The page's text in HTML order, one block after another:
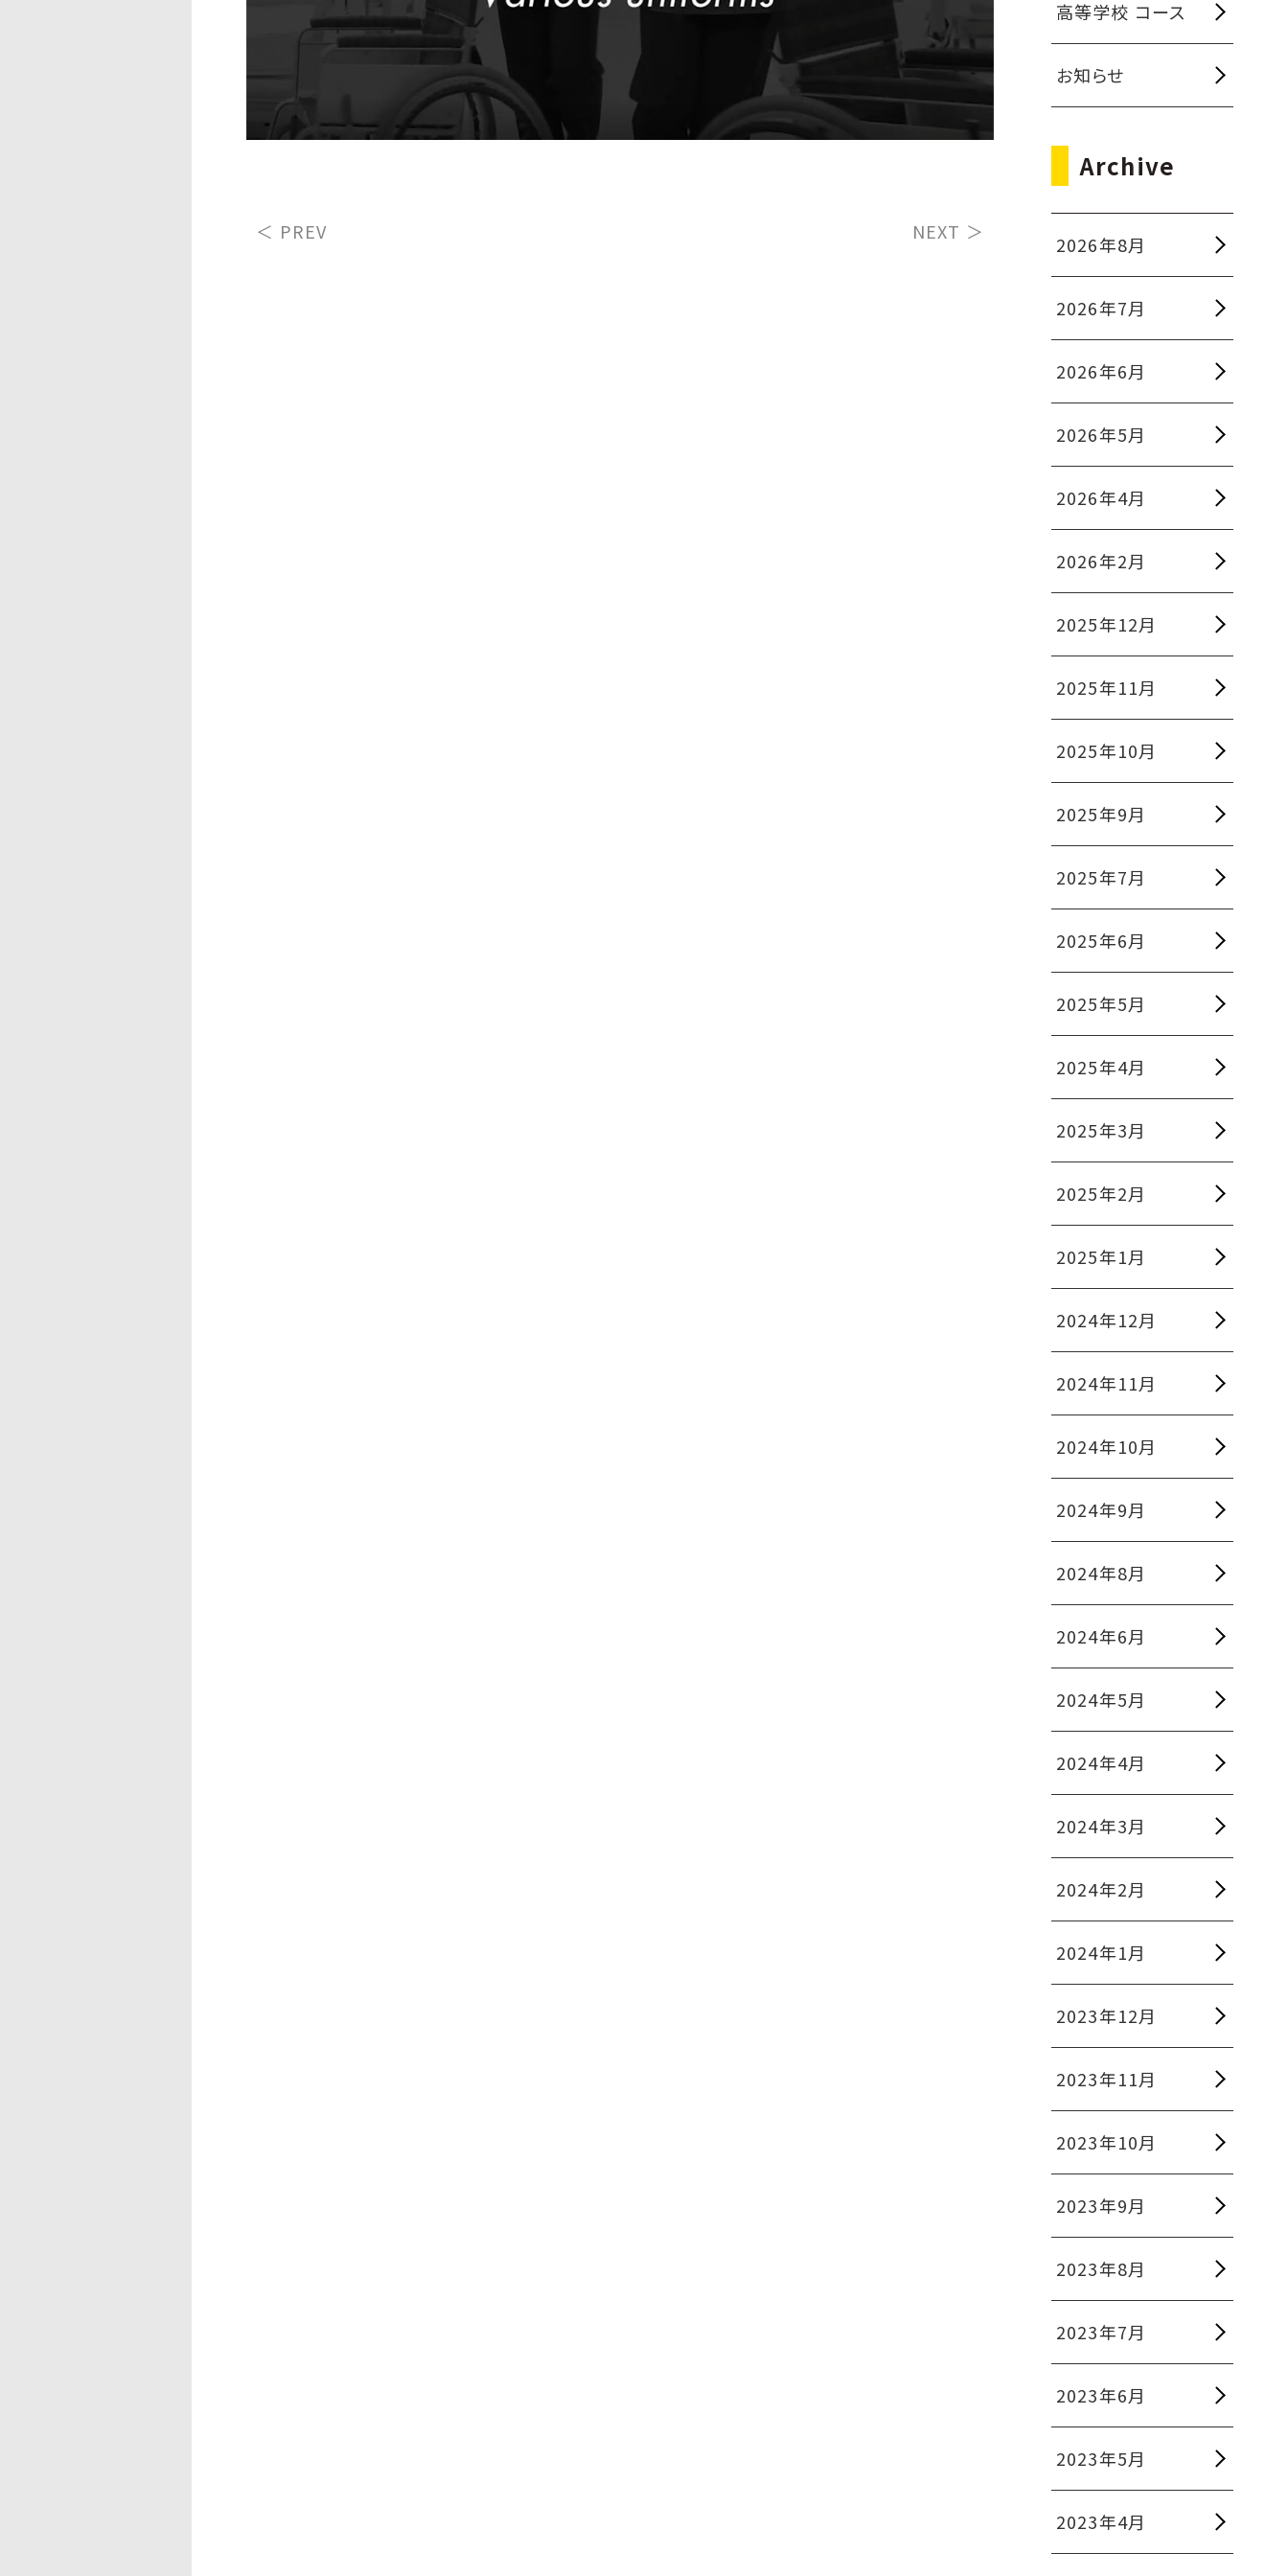
＜ PREV NEXT ＞
高等学校 コース
お知らせ
Archive
2026年8月
2026年7月
2026年6月
2026年5月
2026年4月
2026年2月
2025年12月
2025年11月
2025年10月
2025年9月
2025年7月
2025年6月
2025年5月
2025年4月
2025年3月
2025年2月
2025年1月
2024年12月
2024年11月
2024年10月
2024年9月
2024年8月
2024年6月
2024年5月
2024年4月
2024年3月
2024年2月
2024年1月
2023年12月
2023年11月
2023年10月
2023年9月
2023年8月
2023年7月
2023年6月
2023年5月
2023年4月